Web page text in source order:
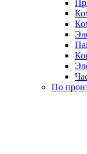
По